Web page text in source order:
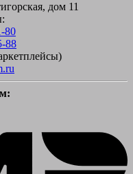
дом 11
80
88